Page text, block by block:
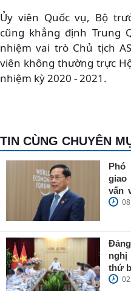
Ủy viên Quốc vụ, Bộ
cũng khẳng định Trung
nhiệm vai trò Chủ tịch
viên không thường trực
nhiệm kỳ 2020 - 2021.
TIN CÙNG CHUYÊN
Phó
giao
vấn
thứ